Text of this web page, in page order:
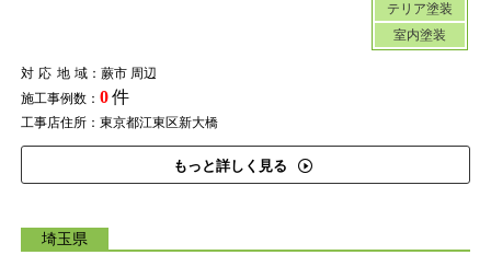
テリア塗装
室内塗装
対応地域：蕨市 周辺
施工事例数： 0件
工事店住所：東京都江東区新大橋
もっと詳しく見る
埼玉県